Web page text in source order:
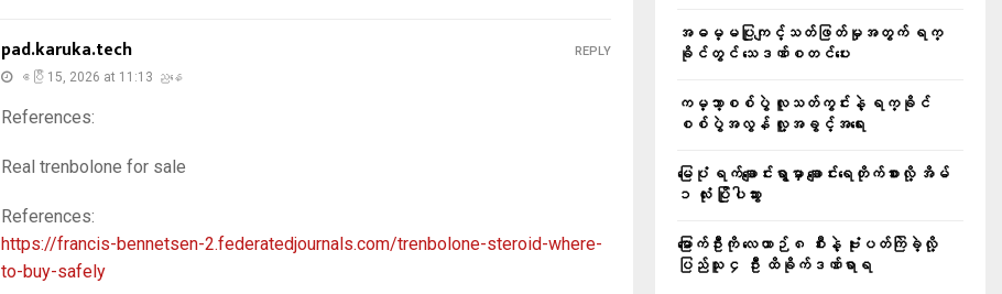
pad.karuka.tech
ဧပြီ 15, 2026 at 11:13 ညနေ
References:
Real trenbolone for sale
References:
https://francis-bennetsen-2.federatedjournals.com/trenbolone-steroid-where-
to-buy-safely
REPLY
အဓမ္မပြုကျင့်သတ်ဖြတ်မှုအတွက် ရက္
ခိုင်တွင် သေဒဏ်စတင်ပေး
ကမ္ဘာ့စစ်ပွဲ လူသတ်ကွင်းနဲ့ ရက္ခိုင်
စစ်ပွဲအလွန် လူ့အခွင့်အရေး
မြေပုံ ရက်ချောင်းရွာမှာ ချောင်းရေတိုက်စားလို့ အိမ်
၁ လုံး ပြိုပါသွား
မြောက်ဦးကို လေယာဉ် ၈ စီးနဲ့ ဗုံးပတ်ကြဲခဲ့လို့
ပြည်သူ ၄ ဦး ထိခိုက်ဒဏ်ရာရ